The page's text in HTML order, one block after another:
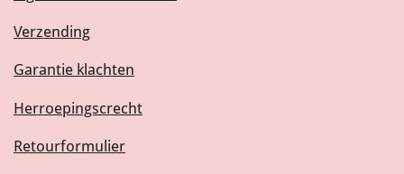
Verzending
Garantie klachten
Herroepingscrecht
Retourformulier